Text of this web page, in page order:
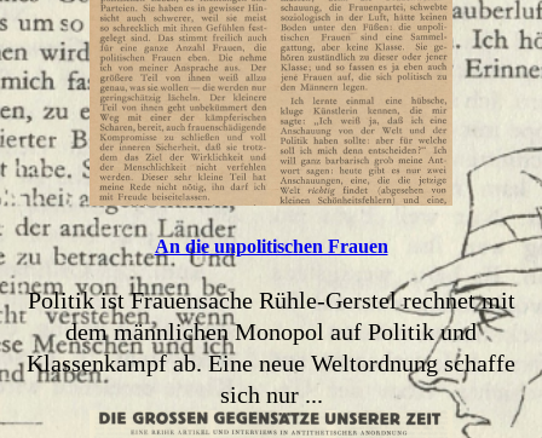
An die unpolitischen Frauen
Politik ist Frauensache Rühle-Gerstel rechnet mit
dem männlichen Monopol auf Politik und
Klassenkampf ab. Eine neue Weltordnung schaffe
sich nur ...